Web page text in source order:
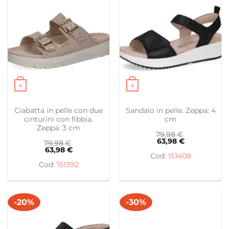
+
Questo prodotto ha più varianti. Le opzioni possono
Ciabatta in pelle con due
cinturini con fibbia.
Zeppa: 3 cm
79,98€
63,98 €
151392
+
Questo prodotto ha più
Sandalo in pelle. Zeppa: 4
cm
79,98€
63,98 €
151408
-20% -30%